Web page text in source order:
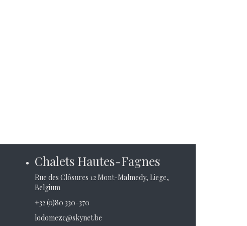
Chalets Hautes-Fagnes
Rue des Clôsures 12 Mont-Malmedy, Liege,
Belgium
+32 (0)80 330-370
lodomezc@skynet.be